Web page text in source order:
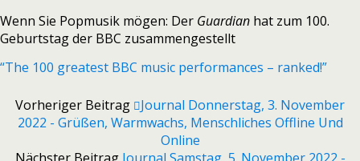
Wenn Sie Popmusik mögen: Der Guardian hat zum 100.
Geburtstag der BBC zusammengestellt
“The 100 greatest BBC music performances – ranked!”
Vorheriger Beitrag
Journal Donnerstag, 3. November
2022 - Grüßen, Warmwachs, Menschliches Offline Und
Online